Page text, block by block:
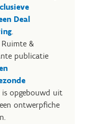
Deal
.
Ruimte &
publicatie
opgebouwd uit
ontwerpfiche